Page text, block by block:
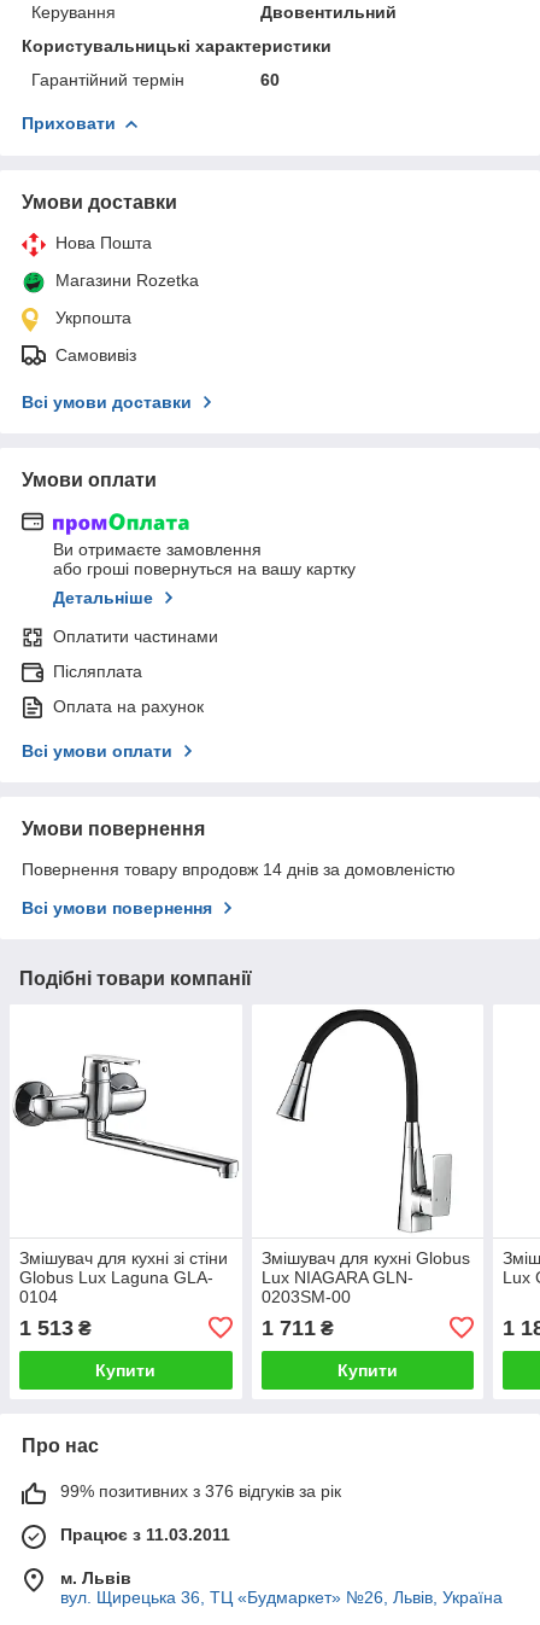
Керування
Двовентильний
Користувальницькі характеристики
Гарантійний термін
60
Приховати
Умови доставки
Нова Пошта
Магазини Rozetka
Укрпошта
Самовивіз
Всі умови доставки
Умови оплати
Ви отримаєте замовлення
або гроші повернуться на вашу картку
Детальніше
Оплатити частинами
Післяплата
Оплата на рахунок
Всі умови оплати
Умови повернення
Повернення товару впродовж 14 днів за домовленістю
Всі умови повернення
Подібні товари компанії
Змішувач для кухні зі стіни
Globus Lux Laguna GLA-
0104
1 513 ₴
Купити
Змішувач для кухні Globus
Lux NIAGARA GLN-
0203SM-00
1 711₴
Купити
Lux
1
Про нас
99% позитивних з 376 відгуків за рік
Працює з 11.03.2011
м. Львів
вул. Щирецька 36, ТЦ «Будмаркет» №26, Львів, Україна